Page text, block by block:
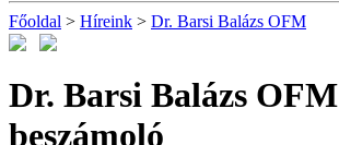
Főoldal > Híreink > Dr. Barsi Balázs OFM
Dr. Barsi Balázs OFM
beszámoló